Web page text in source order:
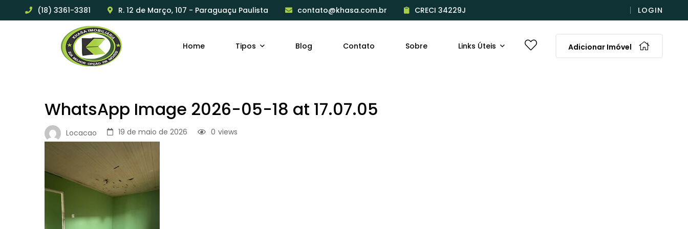
(18) 3361-3381 R. 12 de Março, 107 - Paraguaçu Paulista contato@khasa.com.br CRECI 34229J LOGIN
Home Tipos Blog Contato Sobre Links Úteis Adicionar Imóvel
WhatsApp Image 2026-05-18 at 17.07.05
Locacao 19 de maio de 2026 views
0